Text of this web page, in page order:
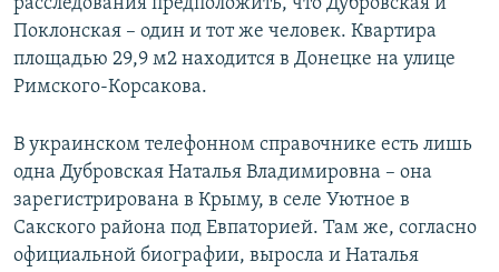
расследования предположить, что Дубровская и
Поклонская – один и тот же человек. Квартира
площадью 29,9 м2 находится в Донецке на улице
Римского-Корсакова.
В украинском телефонном справочнике есть лишь
одна Дубровская Наталья Владимировна – она
зарегистрирована в Крыму, в селе Уютное в
Сакского района под Евпаторией. Там же, согласно
официальной биографии, выросла и Наталья